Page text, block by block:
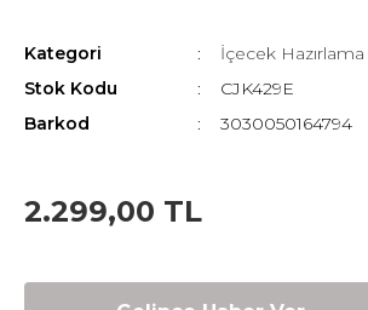
Kategori
İçecek
Stok Kodu
CJK429E
Barkod
3030050164794
2.299,00 TL